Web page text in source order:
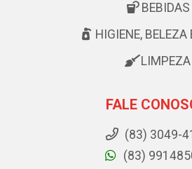
BEBIDAS
HIGIENE, BELEZA
LIMPEZA
FALE
(83) 3049-
(83)